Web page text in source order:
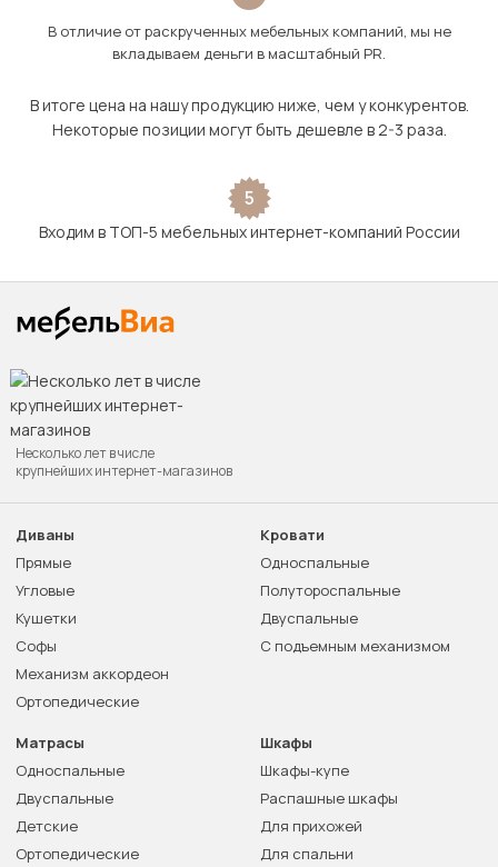
В отличие от раскрученных мебельных компаний, мы не
вкладываем деньги в масштабный PR.
В итоге цена на нашу продукцию ниже, чем у конкурентов.
Некоторые позиции могут быть дешевле в 2-3 раза.
5
Входим в ТОП-5 мебельных интернет-компаний России
Несколько лет в числе
крупнейших интернет-магазинов
Диваны
Прямые
Угловые
Кушетки
Софы
Механизм аккордеон
Ортопедические
Кровати
Односпальные
Полутороспальные
Двуспальные
С подъемным механизмом
Матрасы
Односпальные
Двуспальные
Детские
Ортопедические
Шкафы
Шкафы-купе
Распашные шкафы
Для прихожей
Для спальни